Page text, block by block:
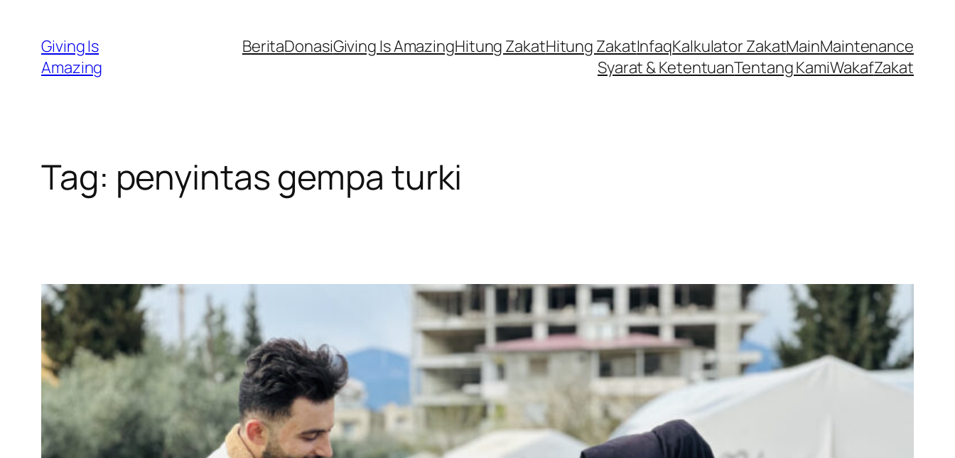
content
Giving Is
Amazing
BeritaDonasiGiving Is AmazingHitung ZakatHitung ZakatInfaqKalkulator ZakatMainMaintenance
Syarat & KetentuanTentang KamiWakafZakat
Tag: penyintas gempa turki